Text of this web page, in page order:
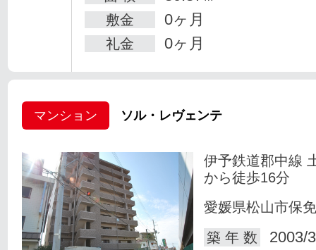
敷金 0ヶ月
礼金 0ヶ月
マンション ソル・レヴェンテ
伊予鉄道郡中線
から徒歩16分
愛媛県松山市保
築 年 数
2003/